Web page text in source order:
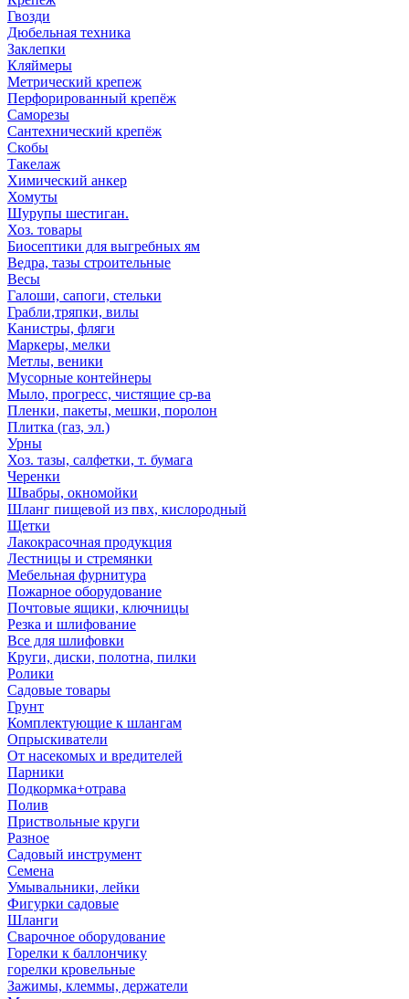
Гвозди
Дюбельная техника
Заклепки
Кляймеры
Метрический крепеж
Перфорированный крепёж
Саморезы
Сантехнический крепёж
Скобы
Такелаж
Химический анкер
Хомуты
Шурупы шестиган.
Хоз. товары
Биосептики для выгребных ям
Ведра, тазы строительные
Весы
Галоши, сапоги, стельки
Грабли,тряпки, вилы
Канистры, фляги
Маркеры, мелки
Метлы, веники
Мусорные контейнеры
Мыло, прогресс, чистящие ср-ва
Пленки, пакеты, мешки, поролон
Плитка (газ, эл.)
Урны
Хоз. тазы, салфетки, т. бумага
Черенки
Швабры, окномойки
Шланг пищевой из пвх, кислородный
Щетки
Лакокрасочная продукция
Лестницы и стремянки
Мебельная фурнитура
Пожарное оборудование
Почтовые ящики, ключницы
Резка и шлифование
Все для шлифовки
Круги, диски, полотна, пилки
Ролики
Садовые товары
Грунт
Комплектующие к шлангам
Опрыскиватели
От насекомых и вредителей
Парники
Подкормка+отрава
Полив
Приствольные круги
Разное
Садовый инструмент
Семена
Умывальники, лейки
Фигурки садовые
Шланги
Сварочное оборудование
Горелки к баллончику
горелки кровельные
Зажимы, клеммы, держатели